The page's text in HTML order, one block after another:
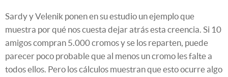
Sardy y Velenik ponen en su estudio un ejemplo que
muestra por qué nos cuesta dejar atrás esta creencia. Si 10
amigos compran 5.000 cromos y se los reparten, puede
parecer poco probable que al menos un cromo les falte a
todos ellos. Pero los cálculos muestran que esto ocurre algo